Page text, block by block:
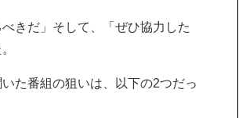
べきだ」そして、「ぜひ協力した
た番組の狙いは、以下の2つだっ